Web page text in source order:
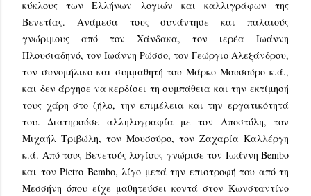
κύκλους των Ελλήνων λογιών και καλλιγράφων της
Βενετίας. Ανάμεσα τους συνάντησε και παλαιούς
γνώριμους από τον Χάνδακα, τον ιερέα Ιωάννη
Πλουσιαδηνό, τον Ιωάννη Ρώσσο, τον Γεώργιο Αλεξάνδρου,
τον συνομήλικο και συμμαθητή του Μάρκο Μουσούρο κ.ά.,
και δεν άργησε να κερδίσει τη συμπάθεια και την εκτίμησή
τους χάρη στο ζήλο, την επιμέλεια και την εργατικότητά
του. Διατηρούσε αλληλογραφία με τον Αποστόλη, τον
Μιχαήλ Τριβώλη, τον Μουσούρο, τον Ζαχαρία Καλλέργη
κ.ά. Από τους Βενετούς λογίους γνώρισε τον Ιωάννη Bembo
και τον Pietro Bembo, λίγο μετά την επιστροφή του από τη
Μεσσήνη όπου είχε μαθητεύσει κοντά στον Κωνσταντίνο